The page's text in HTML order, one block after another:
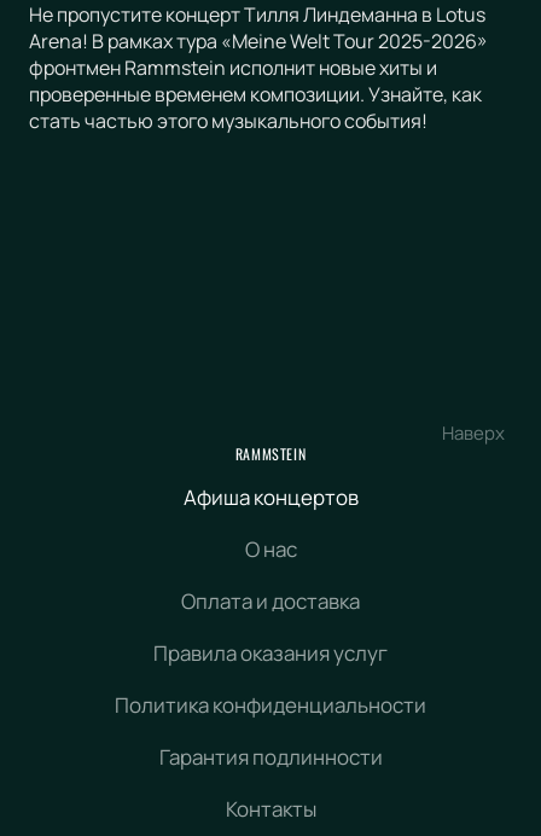
Не пропустите концерт Тилля Линдеманна в Lotus
Arena! В рамках тура «Meine Welt Tour 2025-2026»
фронтмен Rammstein исполнит новые хиты и
проверенные временем композиции. Узнайте, как
стать частью этого музыкального события!
Наверх
RAMMSTEIN
Афиша концертов
О нас
Оплата и доставка
Правила оказания услуг
Политика конфиденциальности
Гарантия подлинности
Контакты